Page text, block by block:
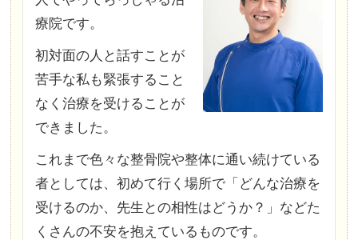
療院です。
初対面の人と話すことが
苦手な私も緊張すること
なく治療を受けることが
できました。
これまで色々な整骨院や整体に通い続けている
者としては、初めて行く場所で「どんな治療を
受けるのか、先生との相性はどうか？」などた
くさんの不安を抱えているものです。